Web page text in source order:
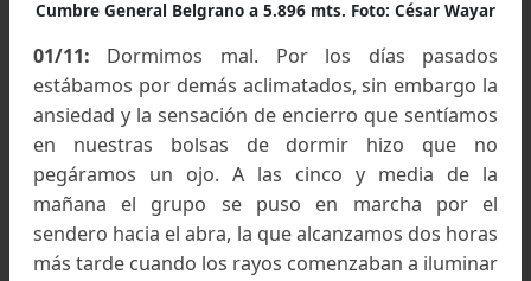
cuatro de la tarde. A pesar del revés de la
resolvimos trasladarnos hasta Jefatura de
Diablos (4.920 m.), campamento de altura
ruta normal, para intentar al día siguiente la
más alta del Nevado, lacumbre Gral.
Llegamos oscureciendo entre refucilos y
persistente nevada.